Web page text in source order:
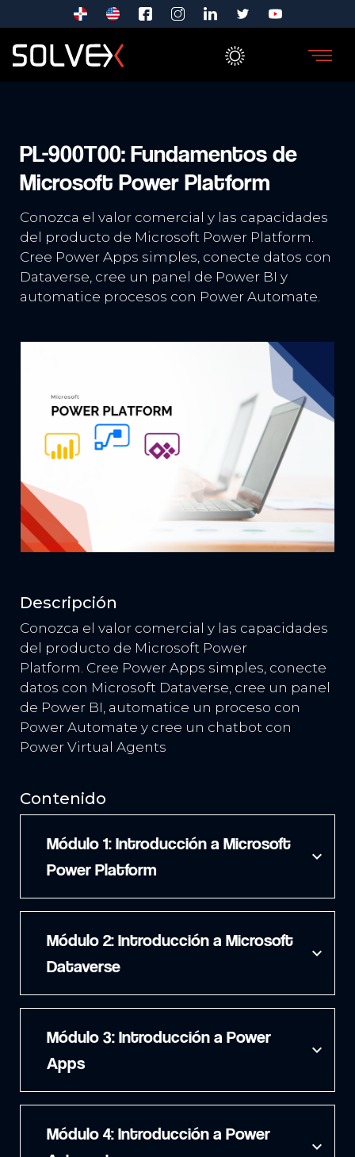
PL-900T00: Fundamentos de
Microsoft Power Platform
Conozca el valor comercial y las capacidades
del producto de Microsoft Power Platform.
Cree Power Apps simples, conecte datos con
Dataverse, cree un panel de Power BI y
automatice procesos con Power Automate.
Descripción
Conozca el valor comercial y las capacidades
del producto de Microsoft Power
Platform. Cree Power Apps simples, conecte
datos con Microsoft Dataverse, cree un panel
de Power BI, automatice un proceso con
Power Automate y cree un chatbot con
Power Virtual Agents
Contenido
Módulo 1: Introducción a Microsoft
Power Platform
expand_more
Módulo 2: Introducción a Microsoft
Dataverse
expand_more
Módulo 3: Introducción a Power
Apps
expand_more
Módulo 4: Introducción a Power
expand_more